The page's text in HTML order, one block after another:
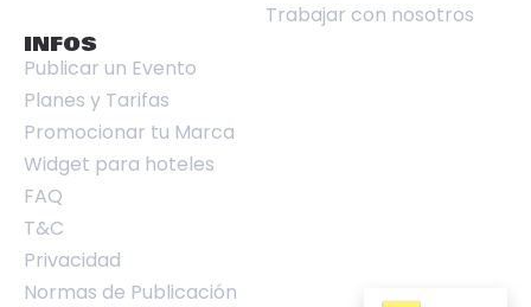
Trabajar con nosotros
INFOS
Publicar un Evento
Planes y Tarifas
Promocionar tu Marca
Widget para hoteles
FAQ
T&C
Privacidad
Normas de Publicación